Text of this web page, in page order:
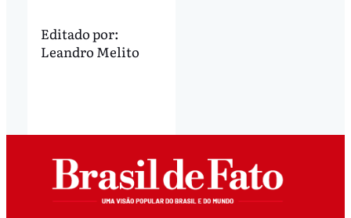
Editado por:
Leandro Melito